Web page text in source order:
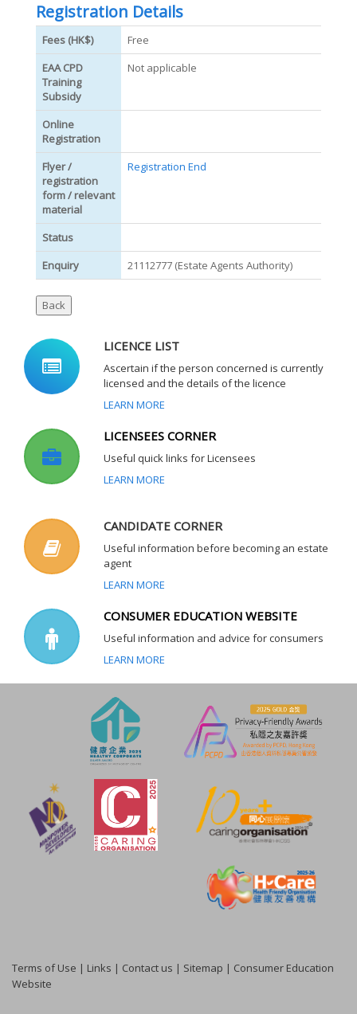
Registration Details
Fees (HK$)
Free
EAA CPD
Training
Subsidy
Not applicable
Online
Registration
Flyer /
registration
form / relevant
material
Registration End
Status
Enquiry
21112777 (Estate Agents Authority)
LICENCE LIST
Ascertain if the person concerned is currently
licensed and the details of the licence
LEARN MORE
LICENSEES CORNER
Useful quick links for Licensees
LEARN MORE
CANDIDATE CORNER
Useful information before becoming an estate
agent
LEARN MORE
CONSUMER EDUCATION WEBSITE
Useful information and advice for consumers
LEARN MORE
Terms of Use | Links | Contact us | Sitemap | Consumer Education
Website